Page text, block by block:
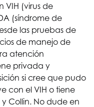
VIH (virus de
(síndrome de
las pruebas de
de manejo de
atención
privada y
si cree que pudo
con el VIH o tiene
Collin. No dude en